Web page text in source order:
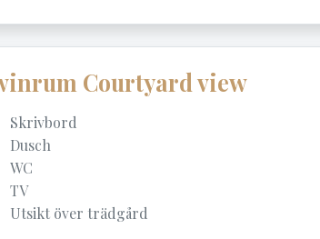
Courtyard view
Skrivbord
Dusch
WC
TV
Utsikt över trädgård